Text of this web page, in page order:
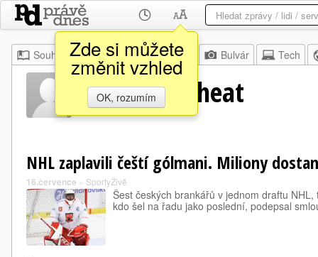
Zde si můžete
změnit vzhled
OK, rozumím
Souhrn Moje Z domova Bulvár Tech
Brandon Wheat
NHL zaplavili čeští gólmani. Miliony
16.července » SportyŽivě
Šest českých brankářů v jednom draftu
kdo šel na řadu jako poslední, podepsal